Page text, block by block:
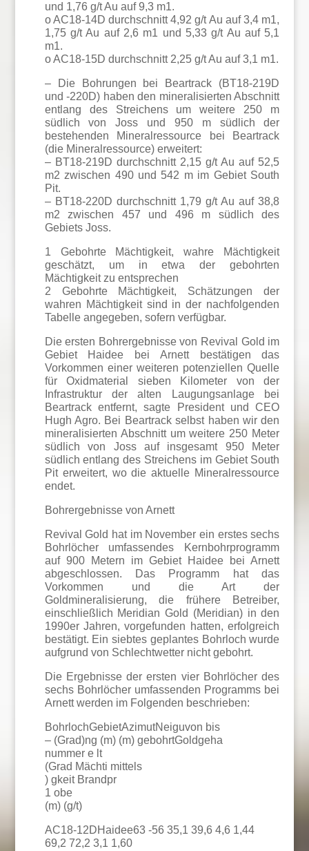
und 1,76 g/t Au auf 9,3 m1.
o AC18-14D durchschnitt 4,92 g/t Au auf 3,4 m1,
1,75 g/t Au auf 2,6 m1 und 5,33 g/t Au auf 5,1
m1.
o AC18-15D durchschnitt 2,25 g/t Au auf 3,1 m1.
– Die Bohrungen bei Beartrack (BT18-219D
und -220D) haben den mineralisierten Abschnitt
entlang des Streichens um weitere 250 m
südlich von Joss und 950 m südlich der
bestehenden Mineralressource bei Beartrack
(die Mineralressource) erweitert:
– BT18-219D durchschnitt 2,15 g/t Au auf 52,5
m2 zwischen 490 und 542 m im Gebiet South
Pit.
– BT18-220D durchschnitt 1,79 g/t Au auf 38,8
m2 zwischen 457 und 496 m südlich des
Gebiets Joss.
1 Gebohrte Mächtigkeit, wahre Mächtigkeit
geschätzt, um in etwa der gebohrten
Mächtigkeit zu entsprechen
2 Gebohrte Mächtigkeit, Schätzungen der
wahren Mächtigkeit sind in der nachfolgenden
Tabelle angegeben, sofern verfügbar.
Die ersten Bohrergebnisse von Revival Gold im
Gebiet Haidee bei Arnett bestätigen das
Vorkommen einer weiteren potenziellen Quelle
für Oxidmaterial sieben Kilometer von der
Infrastruktur der alten Laugungsanlage bei
Beartrack entfernt, sagte President und CEO
Hugh Agro. Bei Beartrack selbst haben wir den
mineralisierten Abschnitt um weitere 250 Meter
südlich von Joss auf insgesamt 950 Meter
südlich entlang des Streichens im Gebiet South
Pit erweitert, wo die aktuelle Mineralressource
endet.
Bohrergebnisse von Arnett
Revival Gold hat im November ein erstes sechs
Bohrlöcher umfassendes Kernbohrprogramm
auf 900 Metern im Gebiet Haidee bei Arnett
abgeschlossen. Das Programm hat das
Vorkommen und die Art der
Goldmineralisierung, die frühere Betreiber,
einschließlich Meridian Gold (Meridian) in den
1990er Jahren, vorgefunden hatten, erfolgreich
bestätigt. Ein siebtes geplantes Bohrloch wurde
aufgrund von Schlechtwetter nicht gebohrt.
Die Ergebnisse der ersten vier Bohrlöcher des
sechs Bohrlöcher umfassenden Programms bei
Arnett werden im Folgenden beschrieben:
BohrlochGebietAzimutNeiguvon bis
– (Grad)ng (m) (m) gebohrtGoldgeha
nummer e lt
(Grad Mächti mittels
) gkeit Brandpr
1 obe
(m) (g/t)
AC18-12DHaidee63 -56 35,1 39,6 4,6 1,44
69,2 72,2 3,1 1,60